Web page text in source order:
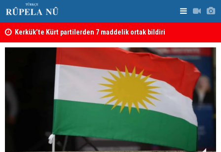
Kerkük’te Kürt partilerden 7 maddelik ortak bildiri